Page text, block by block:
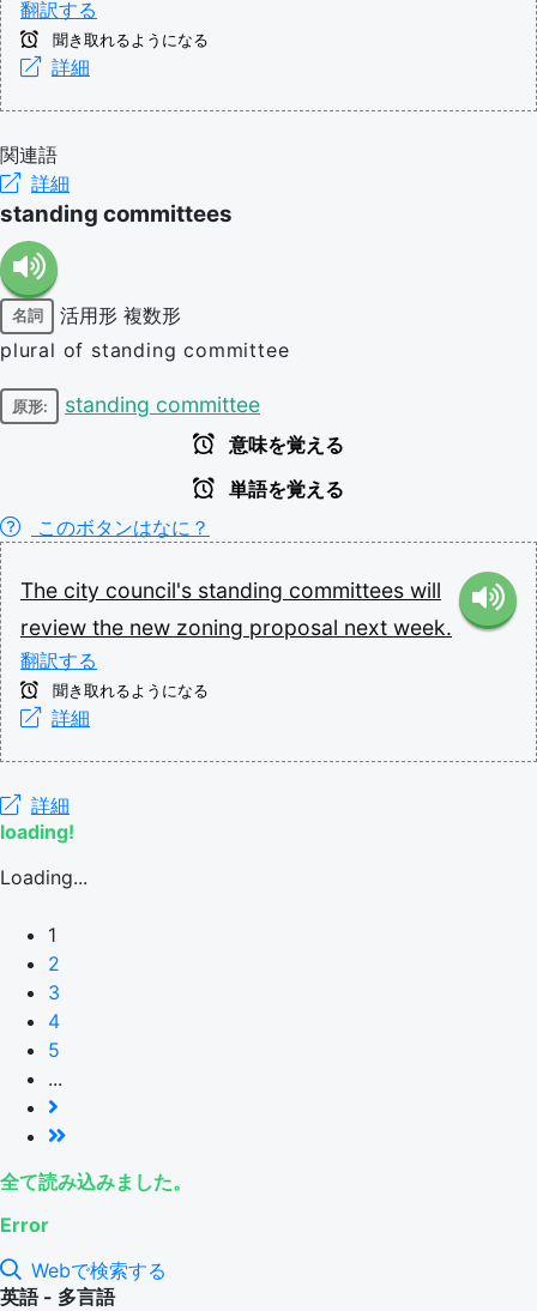
翻訳する
聞き取れるようになる
詳細
関連語
詳細
standing committees
名詞 活用形 複数形
plural of standing committee
原形: standing committee
意味を覚える
単語を覚える
このボタンはなに？
The city council's standing committees will
review the new zoning proposal next week.
翻訳する
聞き取れるようになる
詳細
詳細
loading!
Loading...
1
2
3
4
5
...
全て読み込みました。
Error
Webで検索する
英語 - 多言語